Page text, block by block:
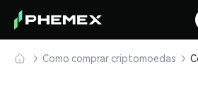
Como comprar criptomoedas